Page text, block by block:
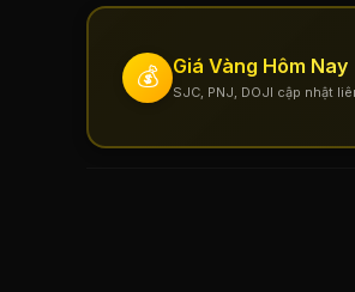
💰 Giá Vàng Hôm Nay
SJC, PNJ, DOJI cập nhật